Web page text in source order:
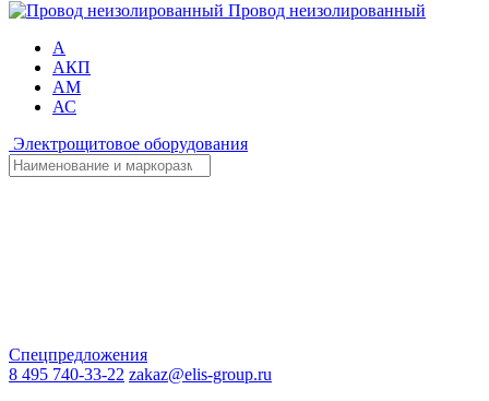
Провод неизолированный
А
АКП
АМ
АС
Электрощитовое оборудования
Спецпредложения
8 495 740-33-22 zakaz@elis-group.ru